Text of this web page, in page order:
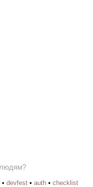
• devfest • auth • checklist